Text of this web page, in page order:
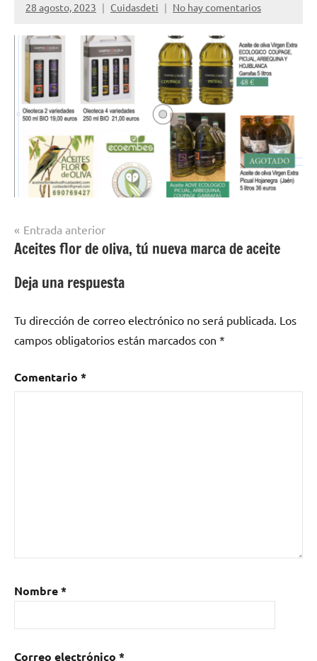
28 agosto, 2023 Cuidasdeti No hay comentarios
Navegación
de
entradas
Entrada anterior
Aceites flor de oliva, tú nueva marca de aceite
Deja una respuesta
Tu dirección de correo electrónico no será publicada. Los
campos obligatorios están marcados con *
Comentario *
Nombre*
Correo electrónico *